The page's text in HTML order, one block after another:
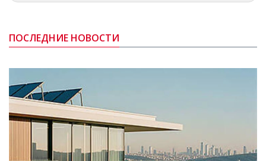
ПОСЛЕДНИЕ НОВОСТИ